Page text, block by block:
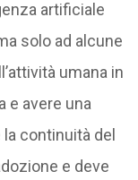
artificiale
solo ad alcune
umana in
e avere una
continuità del
e deve